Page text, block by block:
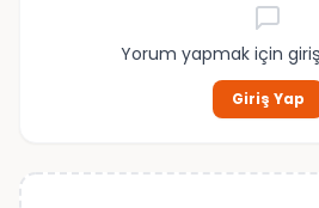
Yorum yapmak için giriş
Giriş Yap